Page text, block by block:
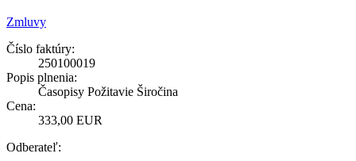
Zmluvy
Číslo faktúry:
250100019
Popis plnenia:
Časopisy Požitavie Širočina
Cena:
333,00 EUR
Odberateľ: